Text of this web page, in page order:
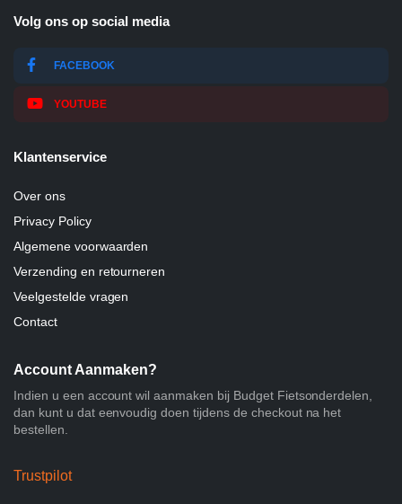
Volg ons op social media
FACEBOOK
YOUTUBE
Klantenservice
Over ons
Privacy Policy
Algemene voorwaarden
Verzending en retourneren
Veelgestelde vragen
Contact
Account Aanmaken?
Indien u een account wil aanmaken bij Budget Fietsonderdelen,
dan kunt u dat eenvoudig doen tijdens de checkout na het
bestellen.
Trustpilot